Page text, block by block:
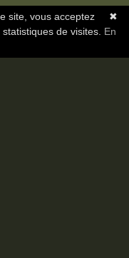
✖
site, vous acceptez
de visites. En